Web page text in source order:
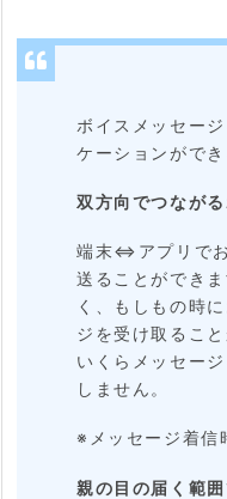
ボイスメッセー
ケーションができ
双方向でつなが
端末⇔アプリで
送ることができ
く、もしもの時
ジを受け取るこ
いくらメッセー
しません。
※メッセージ着信
親の目の届く範